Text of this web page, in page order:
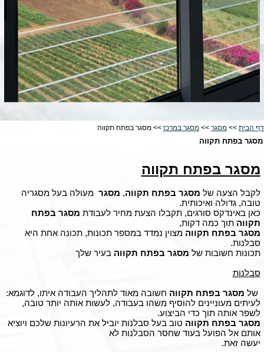
דף הבית >> מסגר >> מסגר במרכז >> מסגר בפתח תקווה
מסגר בפתח תקווה
מסגר בפתח תקווה
לקבל הצעה של מסגר בפתח תקווה, מסגר מעולה בעל מסגריה
טובה, גדולה ואיכותית.
כאן באינדקס סורגים, תקבלו הצעת מחיר לעבודת מסגר בפתח
תקווה תוך כמה דקות,
מסגר בפתח תקווה מצוין נמדד במספר תכונות, תכונה אחת היא
סבלנות.
תכונות חשובות של מסגר בפתח תקווהבעיר שלך
סבלנות
של מסגר בפתח תקווה חשובה מאוד לתהליך העבודה איתו, לדוגמא:
לעיתים מעוניינים להוסיף משהו בעבודה, לעשות אותה יותר טובה,
לשפר אותה תוך כדי הביצוע.
מסגר בפתח תקווה טוב בעל סבלנות יוביל את הרעיונות שלכם ויוציא
אותם אל הפועל בעוד שחסר הסבלנות לא
יעשה זאת.